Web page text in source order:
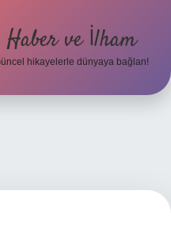
Haber ve İlham
hikayelerle dünyaya bağlan!